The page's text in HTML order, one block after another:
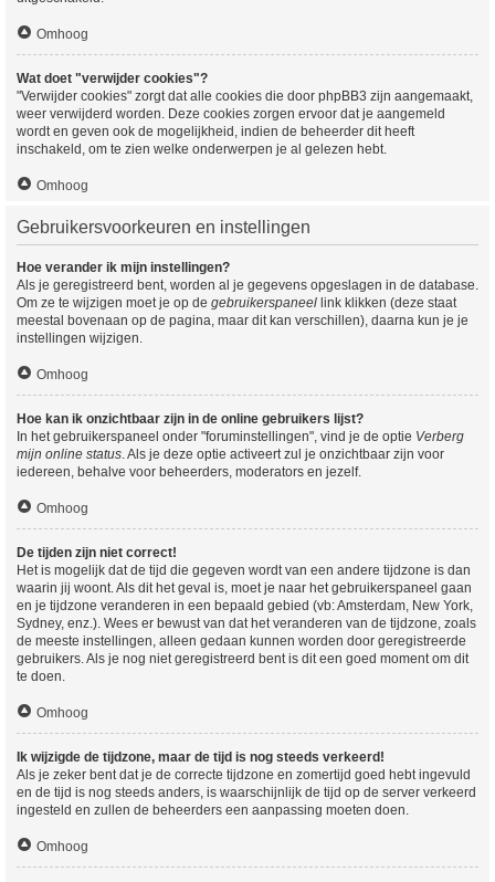
Omhoog
Wat doet "verwijder cookies"?
"Verwijder cookies" zorgt dat alle cookies die door phpBB3 zijn aangemaakt,
weer verwijderd worden. Deze cookies zorgen ervoor dat je aangemeld
wordt en geven ook de mogelijkheid, indien de beheerder dit heeft
inschakeld, om te zien welke onderwerpen je al gelezen hebt.
Omhoog
Gebruikersvoorkeuren en instellingen
Hoe verander ik mijn instellingen?
Als je geregistreerd bent, worden al je gegevens opgeslagen in de database.
Om ze te wijzigen moet je op de gebruikerspaneel link klikken (deze staat
meestal bovenaan op de pagina, maar dit kan verschillen), daarna kun je je
instellingen wijzigen.
Omhoog
Hoe kan ik onzichtbaar zijn in de online gebruikers lijst?
In het gebruikerspaneel onder "foruminstellingen", vind je de optie Verberg
mijn online status. Als je deze optie activeert zul je onzichtbaar zijn voor
iedereen, behalve voor beheerders, moderators en jezelf.
Omhoog
De tijden zijn niet correct!
Het is mogelijk dat de tijd die gegeven wordt van een andere tijdzone is dan
waarin jij woont. Als dit het geval is, moet je naar het gebruikerspaneel gaan
en je tijdzone veranderen in een bepaald gebied (vb: Amsterdam, New York,
Sydney, enz.). Wees er bewust van dat het veranderen van de tijdzone, zoals
de meeste instellingen, alleen gedaan kunnen worden door geregistreerde
gebruikers. Als je nog niet geregistreerd bent is dit een goed moment om dit
te doen.
Omhoog
Ik wijzigde de tijdzone, maar de tijd is nog steeds verkeerd!
Als je zeker bent dat je de correcte tijdzone en zomertijd goed hebt ingevuld
en de tijd is nog steeds anders, is waarschijnlijk de tijd op de server verkeerd
ingesteld en zullen de beheerders een aanpassing moeten doen.
Omhoog